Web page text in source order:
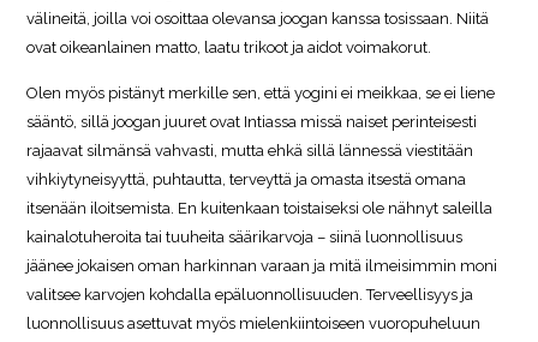
välineitä, joilla voi osoittaa olevansa joogan kanssa tosissaan. Niitä
ovat oikeanlainen matto, laatu trikoot ja aidot voimakorut.
Olen myös pistänyt merkille sen, että yogini ei meikkaa, se ei liene
sääntö, sillä joogan juuret ovat Intiassa missä naiset perinteisesti
rajaavat silmänsä vahvasti, mutta ehkä sillä lännessä viestitään
vihkiytyneisyyttä, puhtautta, terveyttä ja omasta itsestä omana
itsenään iloitsemista. En kuitenkaan toistaiseksi ole nähnyt saleilla
kainalotuheroita tai tuuheita säärikarvoja – siinä luonnollisuus
jäänee jokaisen oman harkinnan varaan ja mitä ilmeisimmin moni
valitsee karvojen kohdalla epäluonnollisuuden. Terveellisyys ja
luonnollisuus asettuvat myös mielenkiintoiseen vuoropuheluun